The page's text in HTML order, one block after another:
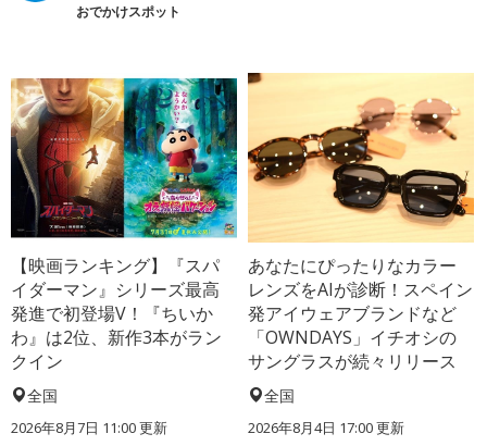
おでかけスポット
【映画ランキング】『スパ
イダーマン』シリーズ最高
発進で初登場V！『ちいか
わ』は2位、新作3本がラン
クイン
全国
2026年8月7日 11:00更新
あなたにぴったりなカラー
レンズをAIが診断！スペイン
発アイウェアブランドなど
「OWNDAYS」イチオシの
サングラスが続々リリース
全国
2026年8月4日 17:00更新